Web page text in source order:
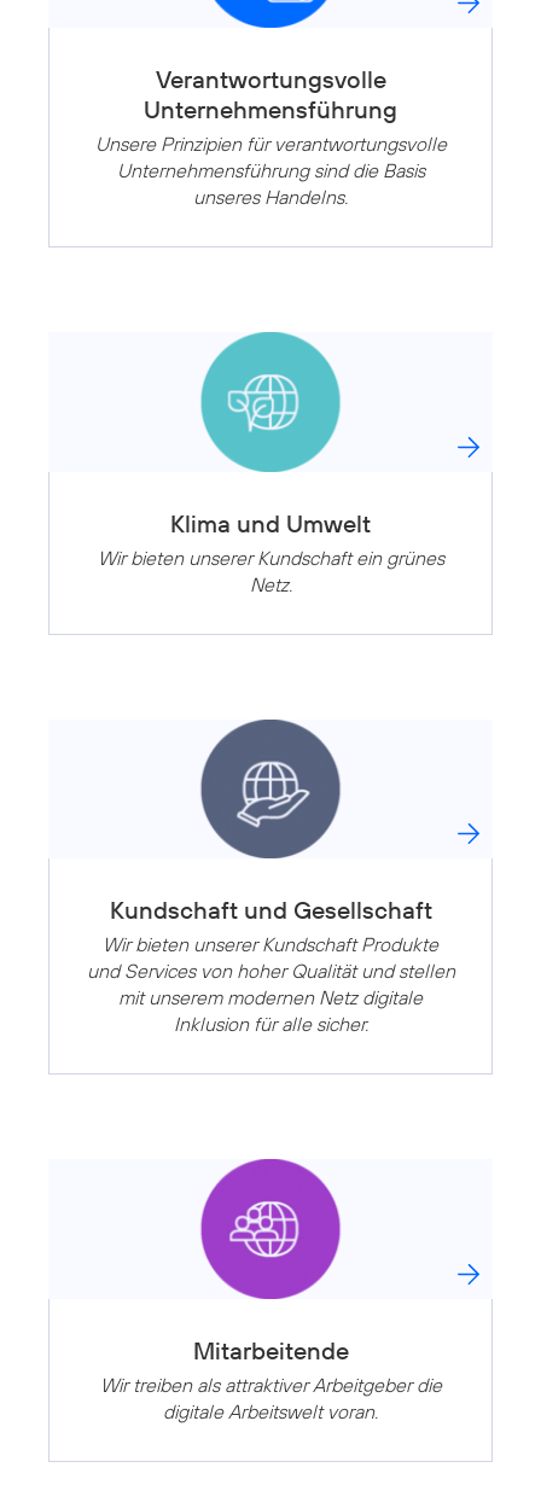
Verantwortungsvolle
Unternehmensführung
Unsere Prinzipien für verantwortungsvolle
Unternehmensführung sind die Basis
unseres Handelns.
Klima und Umwelt
Wir bieten unserer Kundschaft ein grünes
Netz.
Kundschaft und Gesellschaft
Wir bieten unserer Kundschaft Produkte
und Services von hoher Qualität und stellen
mit unserem modernen Netz digitale
Inklusion für alle sicher.
Mitarbeitende
Wir treiben als attraktiver Arbeitgeber die
digitale Arbeitswelt voran.